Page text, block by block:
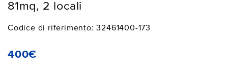
81mq, 2 locali
Codice di riferimento: 32461400-173
400€